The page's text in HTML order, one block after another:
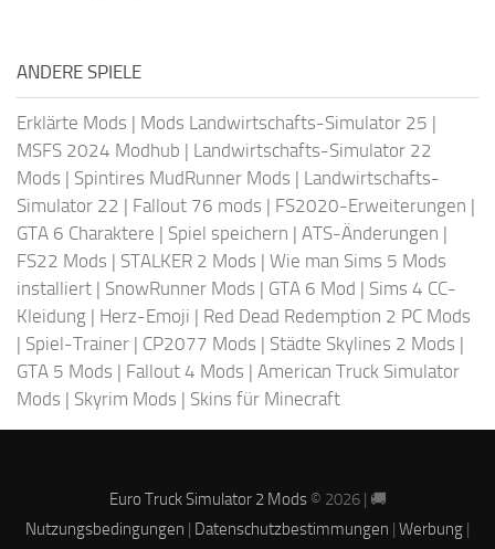
ANDERE SPIELE
Erklärte Mods | Mods Landwirtschafts-Simulator 25 |
MSFS 2024 Modhub | Landwirtschafts-Simulator 22
Mods | Spintires MudRunner Mods | Landwirtschafts-
Simulator 22 | Fallout 76 mods | FS2020-Erweiterungen |
GTA 6 Charaktere | Spiel speichern | ATS-Änderungen |
FS22 Mods | STALKER 2 Mods | Wie man Sims 5 Mods
installiert | SnowRunner Mods | GTA 6 Mod | Sims 4 CC-
Kleidung | Herz-Emoji | Red Dead Redemption 2 PC Mods
| Spiel-Trainer | CP2077 Mods | Städte Skylines 2 Mods |
GTA 5 Mods | Fallout 4 Mods | American Truck Simulator
Mods | Skyrim Mods | Skins für Minecraft
Euro Truck Simulator 2 Mods© 2026 | 🚚
Nutzungsbedingungen | Datenschutzbestimmungen | Werbung |